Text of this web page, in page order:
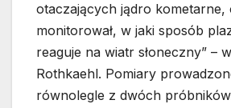
otaczających jądro kometarne,
monitorował, w jaki sposób
reaguje na wiatr słoneczny” –
Rothkaehl. Pomiary
równolegle z dwóch